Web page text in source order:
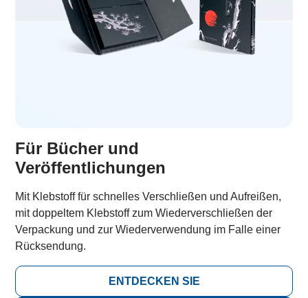
Für Bücher und
Veröffentlichungen
Mit Klebstoff für schnelles Verschließen und Aufreißen,
mit doppeltem Klebstoff zum Wiederverschließen der
Verpackung und zur Wiederverwendung im Falle einer
Rücksendung.
ENTDECKEN SIE